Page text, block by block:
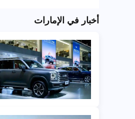
أخبار في الإمارات